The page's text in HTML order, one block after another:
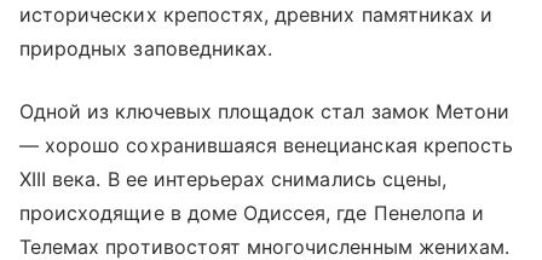
исторических крепостях, древних памятниках и
природных заповедниках.
Одной из ключевых площадок стал замок Метони
— хорошо сохранившаяся венецианская крепость
XIII века. В ее интерьерах снимались сцены,
происходящие в доме Одиссея, где Пенелопа и
Телемах противостоят многочисленным женихам.